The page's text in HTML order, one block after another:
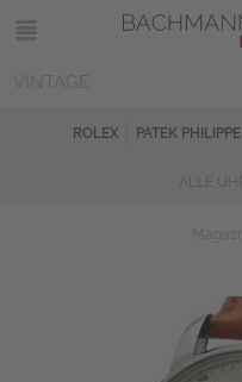
ROLEX PATEK PHILIPPE